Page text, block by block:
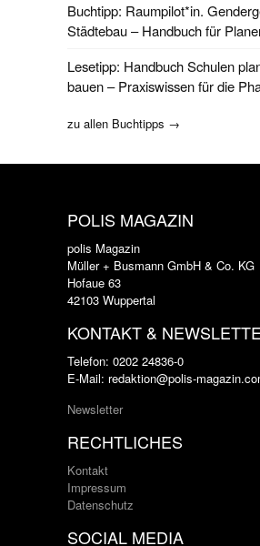
Buchtipp: Raumpilot*in.
Städtebau – Handbuch für
Lesetipp: Handbuch Schulen
bauen – Praxiswissen für die
zu allen Buchtipps →
POLIS MAGAZIN
polis Magazin
Müller + Busmann GmbH & Co. KG
Hofaue 63
42103 Wuppertal
KONTAKT &
Telefon: 0202 24836-0
E-Mail: redaktion@polis-
Newsletter
RECHTLICHES
Kontakt
Impressum
Datenschutz
SOCIAL MEDIA